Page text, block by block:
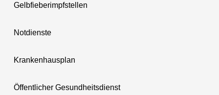
Gelbfieberimpfstellen
Notdienste
Krankenhausplan
Öffentlicher Gesundheitsdienst